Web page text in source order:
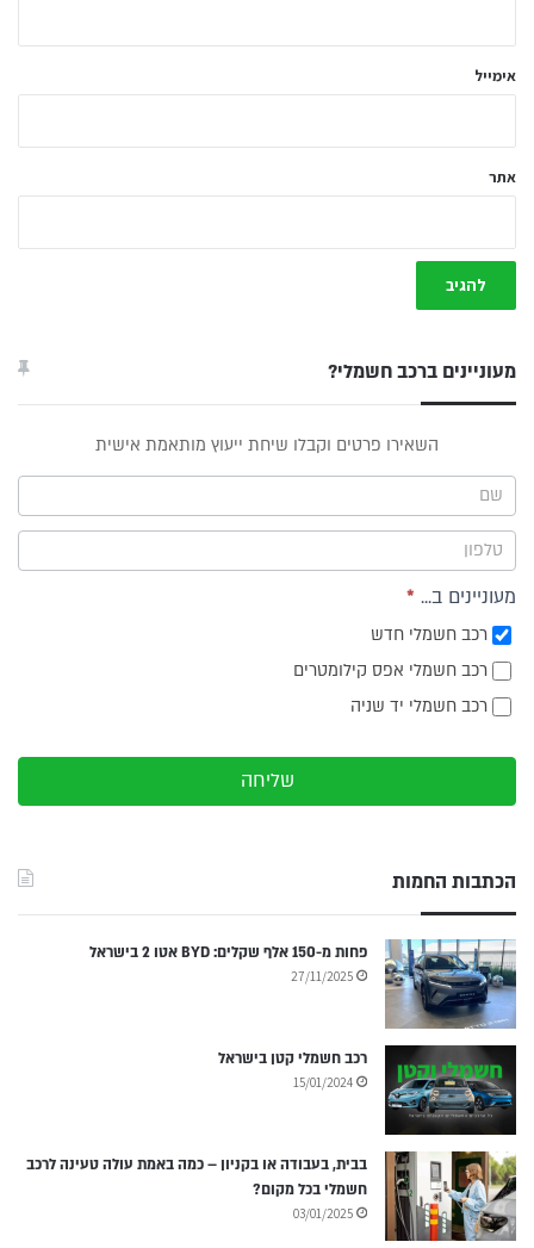
אימייל
אתר
מעוניינים ברכב חשמלי?
תפריט
צד
השאירו פרטים וקבלו שיחת ייעוץ מותאמת אישית
מעוניינים ב... *
רכב חשמלי חדש
רכב חשמלי אפס קילומטרים
רכב חשמלי יד שניה
שליחה
הכתבות החמות
פחות מ-150 אלף שקלים: BYD אטו 2 בישראל
27/11/2025
רכב חשמלי קטן בישראל
15/01/2024
בבית, בעבודה או בקניון – כמה באמת עולה טעינה לרכב
חשמלי בכל מקום?
03/01/2025